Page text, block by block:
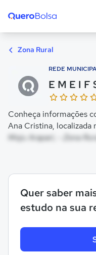
Zona Rural
REDE
E M E I F
Conheça informações
Ana Cristina, localizada
Moju Arapari, - Zona
Quer saber
estudo na sua